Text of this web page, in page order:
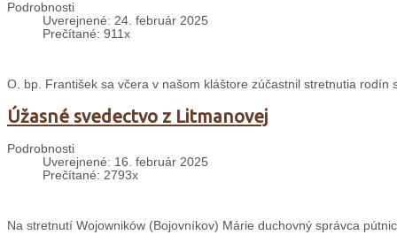
Podrobnosti
Uverejnené: 24. február 2025
Prečítané: 911x
O. bp. František sa včera v našom kláštore zúčastnil stretnutia rodín
Úžasné svedectvo z Litmanovej
Podrobnosti
Uverejnené: 16. február 2025
Prečítané: 2793x
Na stretnutí Wojowników (Bojovníkov) Márie duchovný správca